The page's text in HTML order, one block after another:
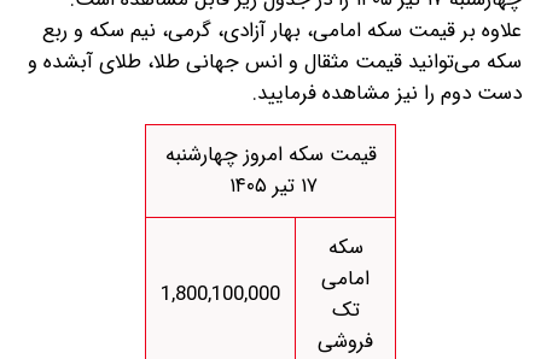
علاوه بر قیمت سکه امامی، بهار آزادی، گرمی، نیم سکه و ربع
سکه می‌توانید قیمت مثقال و انس جهانی طلا، طلای آبشده و
دست دوم را نیز مشاهده فرمایید.
قیمت سکه امروز چهارشنبه
۱۷ تیر ۱۴۰۵
سکه
امامی
تک
فروشی
1,800,100,000